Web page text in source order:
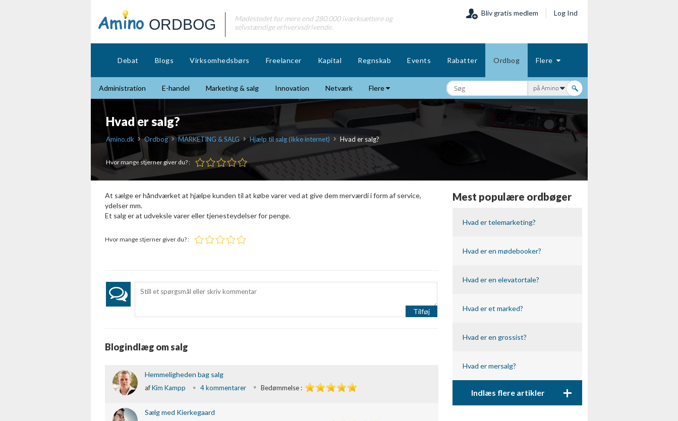
ORDBOG
Mødestedet for mere end 280.000 iværksættere og
selvstændige erhvervsdrivende.
Bliv gratis medlem Log Ind
Debat Blogs Virksomhedsbørs Freelancer Kapital Regnskab Events Rabatter Ordbog Flere
Administration E-handel Marketing & salg Innovation Netværk Flere på Amino
Hvad er salg?
Amino.dk Ordbog MARKETING & SALG Hjælp til salg (Ikke internet) Hvad er salg?
Hvor mange stjerner giver du? :
At sælge er håndværket at hjælpe kunden til at købe varer ved at give dem merværdi i form af service,
ydelser mm.
Et salg er at udveksle varer eller tjenesteydelser for penge.
Hvor mange stjerner giver du? :
Tilføj
Blogindlæg om salg
Hemmeligheden bag salg
afKim Kampp 4 kommentarer Bedømmelse :
Sælg med Kierkegaard
Mest populære ordbøger
Hvad er telemarketing?
Hvad er en mødebooker?
Hvad er en elevatortale?
Hvad er et marked?
Hvad er en grossist?
Hvad er mersalg?
Indlæs flere artikler +